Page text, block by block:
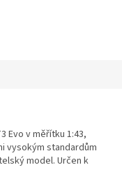
Evo v měřítku 1:43,
vysokým standardům
model. Určen k